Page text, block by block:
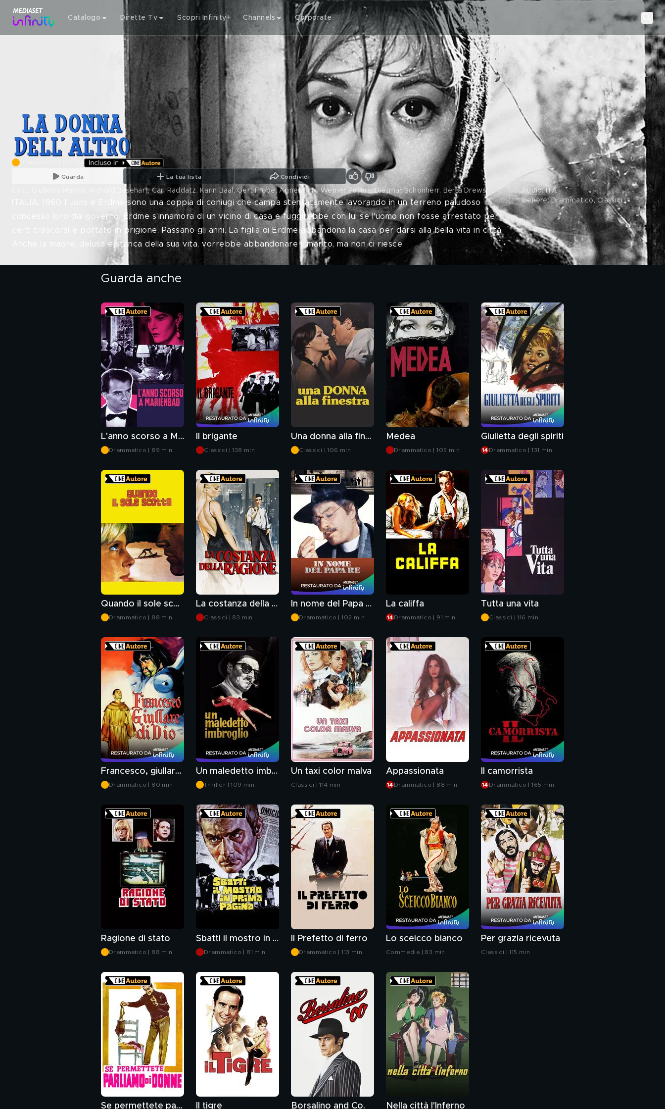
Catalogo Dirette Tv Scopri Infinity+ Channels Corporate
Guarda La tua lista Condividi
Cast: Giulietta Masina, Richard Basehart, Carl Raddatz, Karin Baal, Gert Frobe, Agnes Fink, Werner Peters, Dietmar Schonherr, Berta Drews.
ITALIA, 1960 | Jons e Erdme sono una coppia di coniugi che campa stentatamente lavorando in un terreno paludoso
concesso loro dal governo. Erdme s'innamora di un vicino di casa e fuggirebbe con lui se l'uomo non fosse arrestato per
certi trascorsi e portato in prigione. Passano gli anni. La figlia di Erdme abbandona la casa per darsi alla bella vita in città.
Anche la madre, delusa e stanca della sua vita, vorrebbe abbandonare il marito, ma non ci riesce.
Audio: ITA
Genere: Drammatico, Classici
Guarda anche
L'anno scorso a Marienbad
Drammatico | 89 min
Il brigante
Classici | 138 min
Una donna alla finestra
Classici | 106 min
Medea
Drammatico | 105 min
Giulietta degli spiriti
Drammatico | 131 min
Quando il sole scotta
Drammatico | 88 min
La costanza della ragione
Classici | 83 min
In nome del Papa re
Drammatico | 102 min
La califfa
Drammatico | 91 min
Tutta una vita
Classici | 116 min
Francesco, giullare di Dio
Drammatico | 80 min
Un maledetto imbroglio
Thriller | 109 min
Un taxi color malva
Classici | 114 min
Appassionata
Drammatico | 88 min
Il camorrista
Drammatico | 165 min
Ragione di stato
Drammatico | 88 min
Sbatti il mostro in prima pagina
Drammatico | 81 min
Il Prefetto di ferro
Drammatico | 113 min
Lo sceicco bianco
Commedia | 83 min
Per grazia ricevuta
Classici | 115 min
Se permettete parliamo di donne Il tigre Borsalino and Co. Nella città l'Inferno